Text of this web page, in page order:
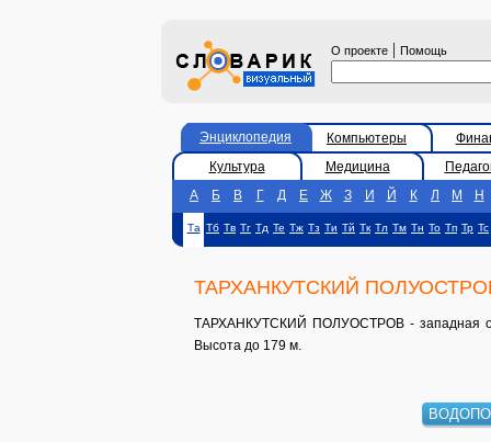
О проекте | Помощь
Энциклопедия Компьютеры
Культура
Медицина
А
Б В Г Д Е Ж З И Й К Л М Н
Та Тб Тв Тг Тд Те Тж Тз Ти Тй Тк Тл Тм Тн То Тп Тр Тс
ТАРХАНКУТСКИЙ
ТАРХАНКУТСКИЙ ПОЛУОСТРОВ - западная
Высота до 179 м.